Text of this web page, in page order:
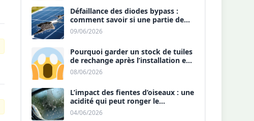
Défaillance des diodes bypass :
comment savoir si une partie de
votre panneau est morte ?
09/06/2026
Pourquoi garder un stock de tuiles
de rechange après l’installation est
une sécurité ?
08/06/2026
L’impact des fientes d’oiseaux : une
acidité qui peut ronger le
revêtement antireflet ?
04/06/2026